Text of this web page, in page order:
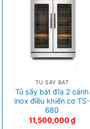
TỦ SẤY BÁT
Tủ sấy bát đĩa 2 cánh
inox điều khiển cơ TS-
680
11,500,000₫